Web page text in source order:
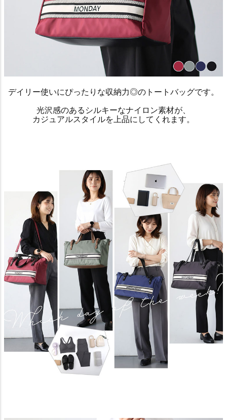
デイリー使いにぴったりな収納力◎のトートバッグです。
光沢感のあるシルキーなナイロン素材が、
カジュアルスタイルを上品にしてくれます。